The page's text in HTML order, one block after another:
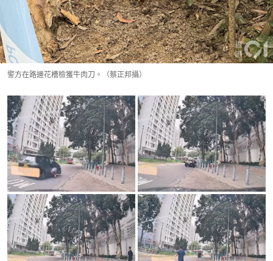
警方在路邊花槽檢獲牛肉刀。（蔡正邦攝）